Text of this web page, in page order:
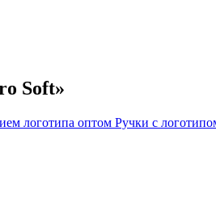
Soft»
логотипа оптом Ручки с